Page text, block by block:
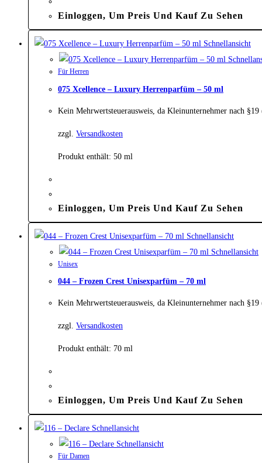
Einloggen, Um Preis Und Kauf Zu Sehen
Schnellansicht
Für Herren
075 Xcellence – Luxury Herrenparfüm – 50 ml
Kein Mehrwertsteuerausweis, da Kleinunternehmer nach
zzgl. Versandkosten
Produkt enthält: 50 ml
Einloggen, Um Preis Und Kauf Zu Sehen
Schnellansicht
Schnellansicht
Unisex
044 – Frozen Crest Unisexparfüm – 70 ml
Kein Mehrwertsteuerausweis, da Kleinunternehmer nach
zzgl. Versandkosten
Produkt enthält: 70 ml
Einloggen, Um Preis Und Kauf Zu Sehen
Schnellansicht
Schnellansicht
Für Damen